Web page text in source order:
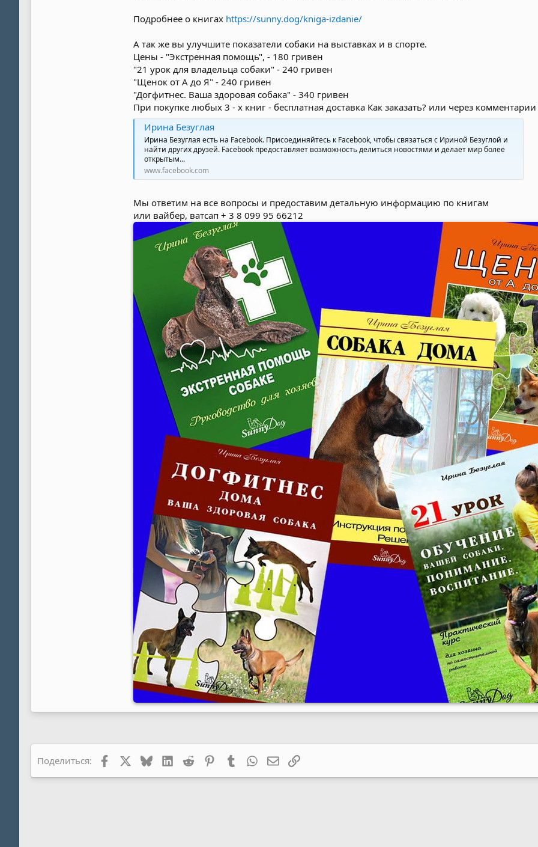
Подробнее о книгах https://sunny.dog/kniga-izdanie/
А так же вы улучшите показатели собаки на выставках и в спорте.
Цены - "Экстренная помощь", - 180 гривен
"21 урок для владельца собаки" - 240 гривен
"Щенок от А до Я" - 240 гривен
"Догфитнес. Ваша здоровая собака" - 340 гривен
При покупке любых 3 - х книг - бесплатная доставка Как заказать? или через
Ирина Безуглая
Ирина Безуглая есть на Facebook. Присоединяйтесь к Facebook, чтобы связаться с Ириной Безуглой и
найти других друзей. Facebook предоставляет возможность делиться новостями и делает мир более
открытым...
www.facebook.com
Мы ответим на все вопросы и предоставим детальную информацию по книгам
или вайбер, ватсап + 3 8 099 95 66212
Поделиться: Facebook BlueskyLinkedIn
Reddit PinterestTumblrWhatsAppЭлектронная почта
Ссылка